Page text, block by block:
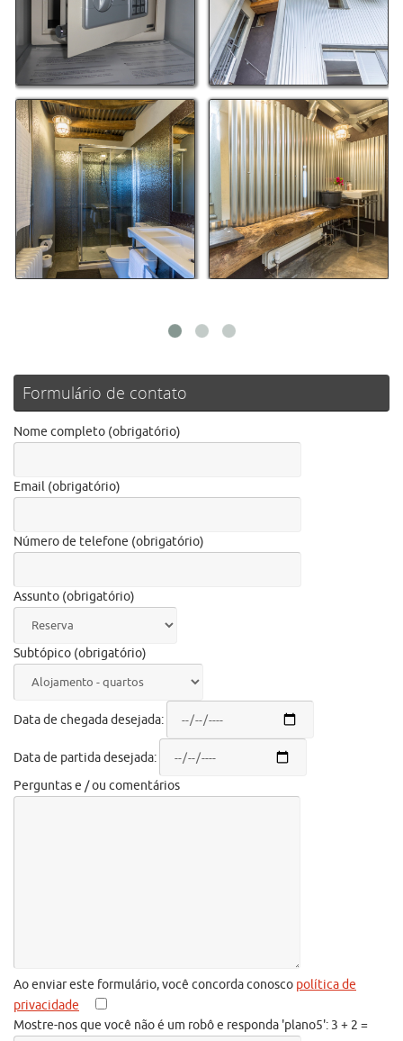
Formulário de contato
Nome completo (obrigatório)
Email (obrigatório)
Número de telefone (obrigatório)
Assunto (obrigatório)
Subtópico (obrigatório)
Data de chegada desejada:
Data de partida desejada:
Perguntas e / ou comentários
Ao enviar este formulário, você concorda conosco política de
privacidade
Gelieve dit veld leeg te laten.
Mostre-nos que você não é um robô e responda 'plano5': 3 + 2 =